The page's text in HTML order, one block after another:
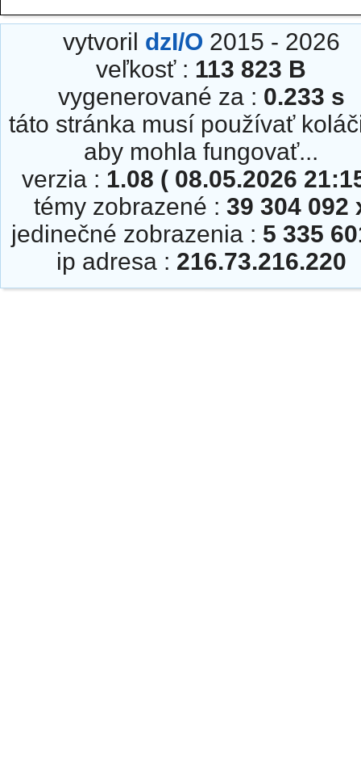
vytvoril dzI/O 2015 - 2026
veľkosť : 113 823 B
vygenerované za : 0.233 s
táto stránka musí používať
aby mohla fungovať...
verzia : 1.08 ( 08.05.2026
témy zobrazené : 39 304 092
jedinečné zobrazenia : 5 335
ip adresa : 216.73.216.220